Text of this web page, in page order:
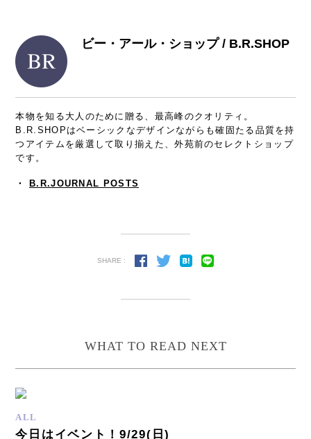
ビー・アール・ショップ / B.R.SHOP
本物を知る大人のために贈る、最高峰のクオリティ。
B.R.SHOPはベーシックなデザインながらも確固たる品質を持
つアイテムを厳選して取り揃えた、外苑前のセレクトショップ
です。
・ B.R.JOURNAL POSTS
SHARE :
WHAT TO READ NEXT
ALL
今日はイベント！9/29(日)